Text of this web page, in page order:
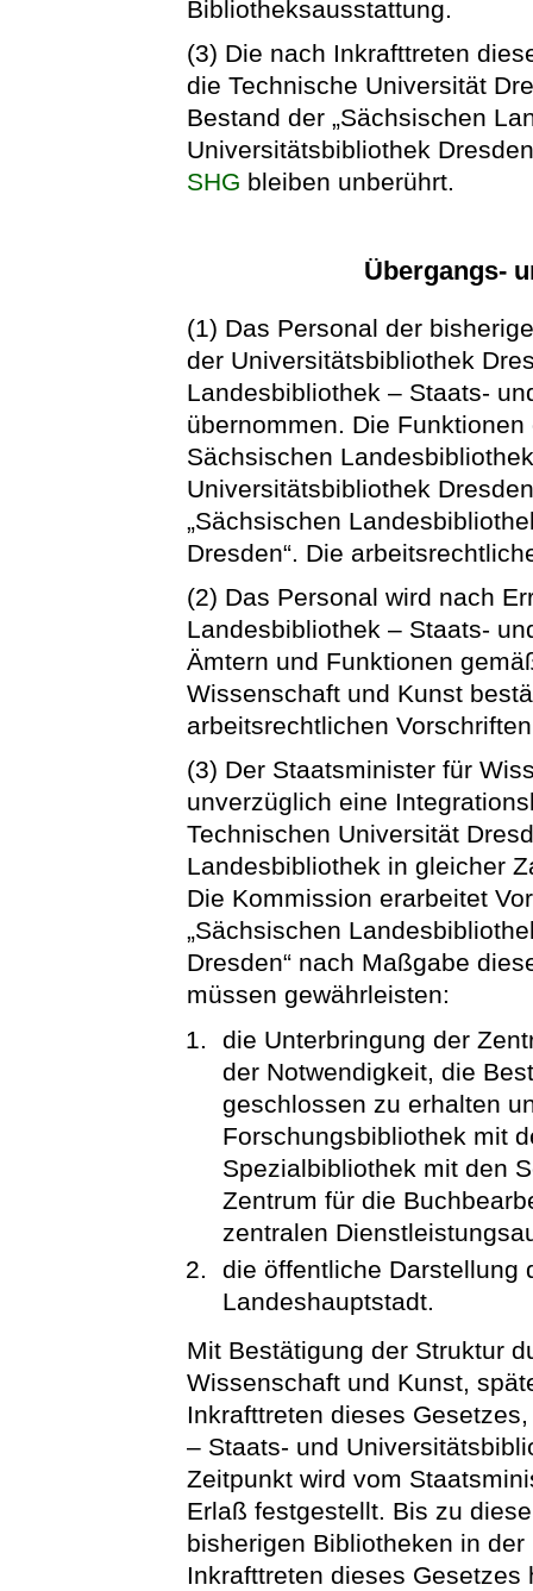
Bibliotheksausstattung.
(3) Die nach Inkrafttreten
die Technische Universität
Bestand der „Sächsischen
Universitätsbibliothek
SHG bleiben unberührt.
Übergangs-
(1) Das Personal der
der Universitätsbibliothek
Landesbibliothek – Staats-
übernommen. Die
Sächsischen
Universitätsbibliothek
„Sächsischen
Dresden“. Die
(2) Das Personal wird nach
Landesbibliothek – Staats-
Ämtern und Funktionen
Wissenschaft und Kunst
arbeitsrechtlichen
(3) Der Staatsminister für
unverzüglich eine
Technischen Universität
Landesbibliothek in gleicher
Die Kommission erarbeitet
„Sächsischen
Dresden“ nach Maßgabe
müssen gewährleisten:
die Unterbringung der
der Notwendigkeit, die
geschlossen zu erhalten
Forschungsbibliothek mit
Spezialbibliothek mit den
Zentrum für die
zentralen
die öffentliche Darstellung
Landeshauptstadt.
Mit Bestätigung der Struktur
Wissenschaft und Kunst,
Inkrafttreten dieses
– Staats- und
Zeitpunkt wird vom
Erlaß festgestellt. Bis zu
bisherigen Bibliotheken in
Inkrafttreten dieses Gesetzes